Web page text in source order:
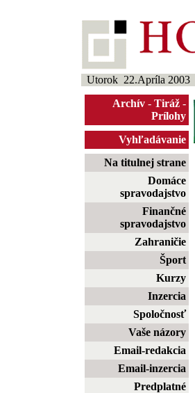
Utorok 22.Apríla 2003
Archív - Tiráž -
Prílohy
Vyhľadávanie
Na titulnej strane
Domáce
spravodajstvo
Finančné
spravodajstvo
Zahraničie
Šport
Kurzy
Inzercia
Spoločnosť
Vaše názory
Email-redakcia
Email-inzercia
Predplatné